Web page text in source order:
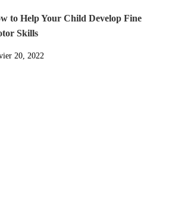
to Help Your Child Develop Fine
Skills
20, 2022